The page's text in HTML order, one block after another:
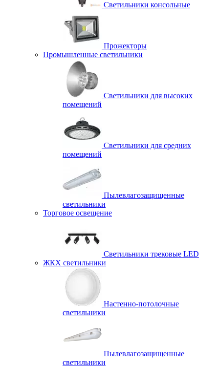
Светильники консольные
Прожекторы
Промышленные светильники
Светильники для высоких
помещений
Светильники для средних
помещений
Пылевлагозащищенные
светильники
Торговое освещение
Светильники трековые LED
ЖКХ светильники
Настенно-потолочные
светильники
Пылевлагозащищенные
светильники